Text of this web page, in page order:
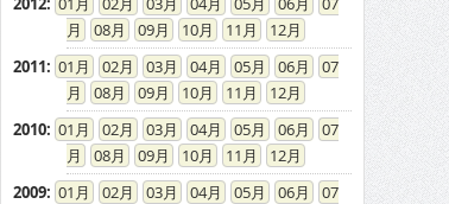
08
09 10 11
12
2011: 01 02 03 04 05 06
07
08
09 10 11
12
2010: 01 02 03 04 05 06
07
08
09 10 11
12
2009: 01 02 03 04 05 06
07